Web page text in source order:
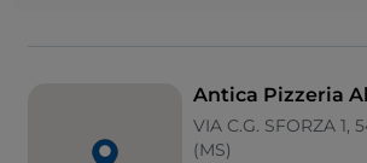
Antica Pizzeria
VIA C.G. SFORZA 1,
(MS)